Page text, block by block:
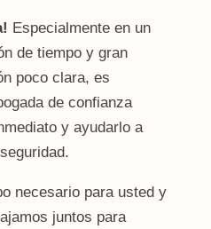
Especialmente en un
de tiempo y gran
poco clara, es
de confianza
y ayudarlo a
necesario para usted y
juntos para